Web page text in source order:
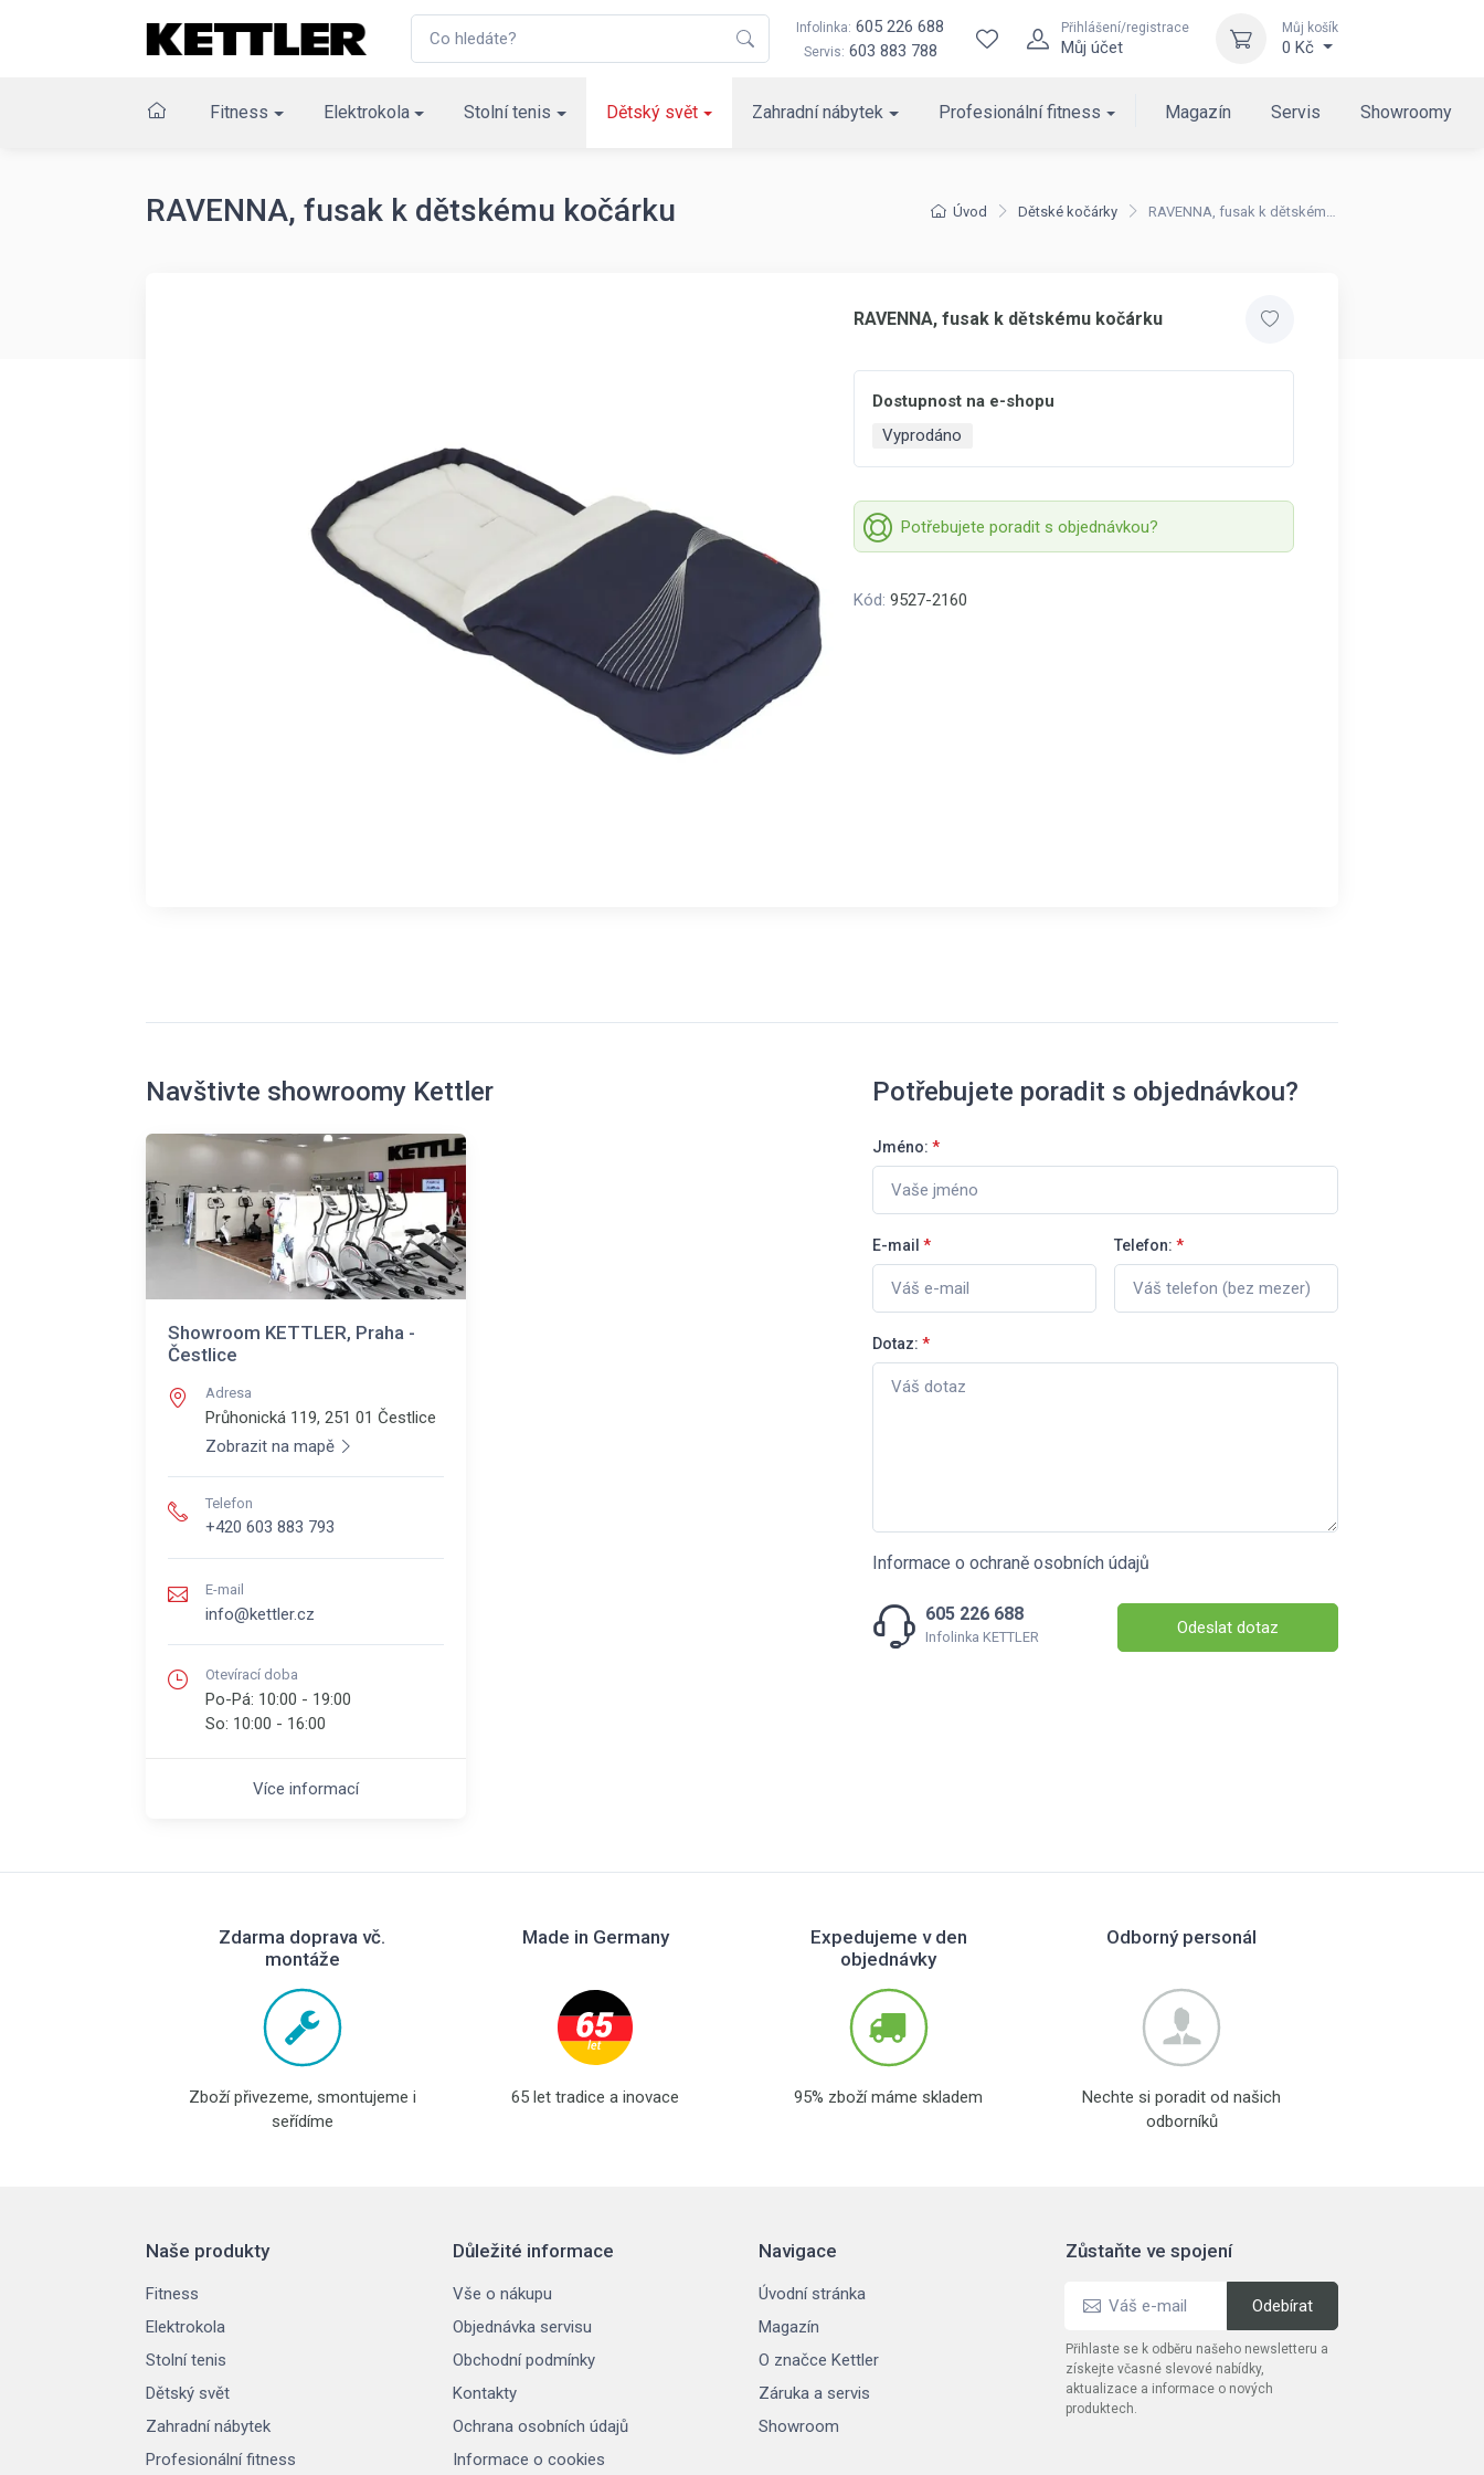
Infolinka: 605 226 688
Servis: 603 883 788
Přihlášení/registrace
Můj účet
Můj košík
0 Kč
Fitness Elektrokola Stolní tenis Dětský svět Zahradní nábytek Profesionální fitness Magazín Servis Showroomy
Úvod Dětské kočárky RAVENNA, fusak k dětskému kočárku
RAVENNA, fusak k dětskému kočárku
RAVENNA, fusak k dětskému kočárku
Dostupnost na e-shopu
Vyprodáno
Potřebujete poradit s objednávkou?
Kód: 9527-2160
Navštivte showroomy Kettler
Showroom KETTLER, Praha -
Čestlice
Adresa
Průhonická 119, 251 01 Čestlice
Zobrazit na mapě
Telefon
+420 603 883 793
E-mail
info@kettler.cz
Otevírací doba
Po-Pá: 10:00 - 19:00
So: 10:00 - 16:00
Více informací
Potřebujete poradit s objednávkou?
Jméno: *
E-mail * Telefon: *
Dotaz: *
Informace o ochraně osobních údajů
605 226 688
Infolinka KETTLER Odeslat dotaz
Zdarma doprava vč.
montáže
Zboží přivezeme, smontujeme i
seřídíme
Made in Germany
65 let tradice a inovace
Expedujeme v den
objednávky
95% zboží máme skladem
Odborný personál
Nechte si poradit od našich
odborníků
Naše produkty
Fitness
Elektrokola
Stolní tenis
Dětský svět
Zahradní nábytek
Profesionální fitness
Důležité informace
Vše o nákupu
Objednávka servisu
Obchodní podmínky
Kontakty
Ochrana osobních údajů
Informace o cookies
Navigace
Úvodní stránka
Magazín
O značce Kettler
Záruka a servis
Showroom
Zůstaňte ve spojení
Přihlaste se k odběru našeho newsletteru a
získejte včasné slevové nabídky,
aktualizace a informace o nových
produktech.